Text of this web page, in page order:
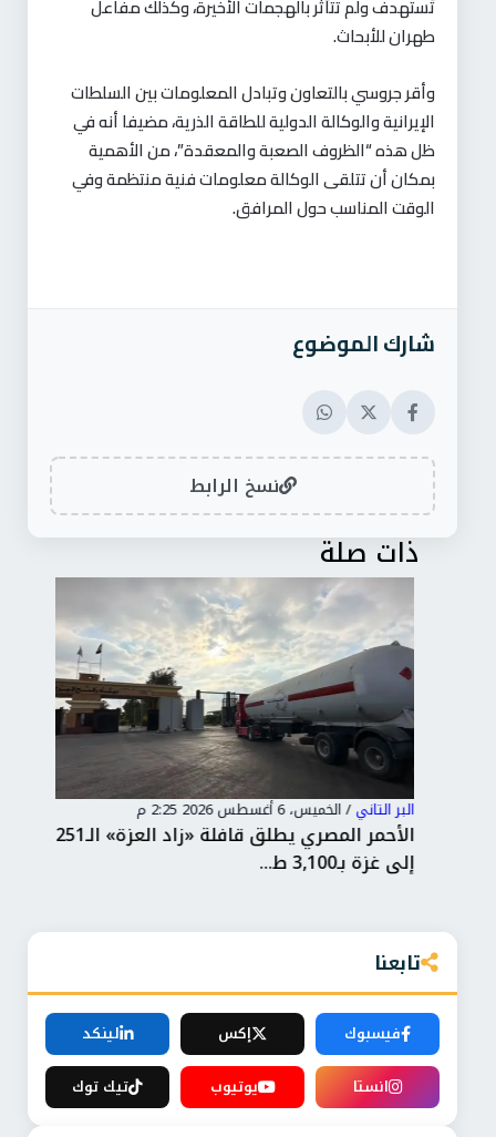
تُستهدف ولم تتأثر بالهجمات الأخيرة، وكذلك مفاعل
طهران للأبحاث.
وأقر جروسي بالتعاون وتبادل المعلومات بين السلطات
الإيرانية والوكالة الدولية للطاقة الذرية، مضيفا أنه في
ظل هذه “الظروف الصعبة والمعقدة”، من الأهمية
بمكان أن تتلقى الوكالة معلومات فنية منتظمة وفي
الوقت المناسب حول المرافق.
شارك الموضوع
نسخ الرابط
ذات صلة
البر التاني / الخميس، 6 أغسطس 2026 2:25 م
الأحمر المصري يطلق قافلة «زاد العزة» الـ251
إلى غزة بـ3,100 ط...
تابعنا
فيسبوك إكس
لينكد
انستا
يوتيوب تيك توك